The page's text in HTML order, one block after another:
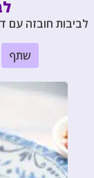
לביבות חובזה עם
שתף